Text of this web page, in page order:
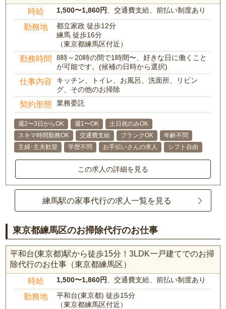
時給 1,500〜1,860円、交通費支給、前払い制度あり
勤務地
都立家政 徒歩12分
練馬 徒歩16分
（東京都練馬区付近）
勤務時間
8時～20時の間で1時間〜、好きな日に働くこと
が可能です。(候補の日時から選択)
仕事内容
キッチン、トイレ、お風呂、洗面所、リビン
グ、その他のお掃除
契約形態 業務委託
週2〜3日からOK 週1〜OK
土日祝のみOK
スキマ時間勤務OK
交通費支給 ブランクOK
年齢不問
主婦･主夫歓迎
学歴不問 お手伝いさんの求人 シフト自由
この求人の詳細を見る
練馬駅の家事代行の求人一覧を見る
東京都練馬区のお掃除代行のお仕事
平和台(東京都)駅から徒歩15分！3LDK一戸建てでのお掃
除代行のお仕事（東京都練馬区）
時給 1,500〜1,860円 、交通費支給、前払い制度あり
勤務地
平和台(東京都) 徒歩15分
（東京都練馬区付近）